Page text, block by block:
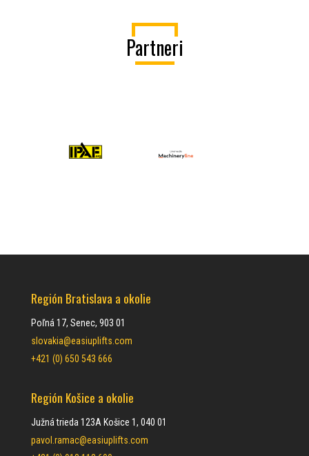
Partneri
Región Bratislava a okolie
Poľná 17, Senec, 903 01
slovakia@easiuplifts.com
+421 (0) 650 543 666
Región Košice a okolie
Južná trieda 123A Košice 1, 040 01
pavol.ramac@easiuplifts.com